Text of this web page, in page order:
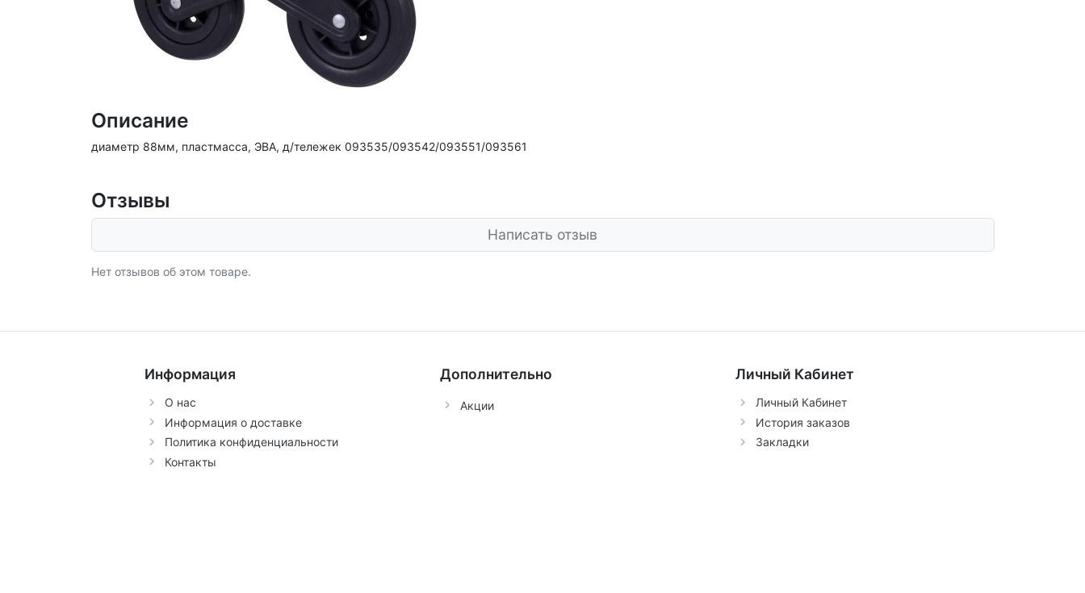
Описание
диаметр 88мм, пластмасса, ЭВА, д/тележек 093535/093542/093551/093561
Отзывы
Написать отзыв
Нет отзывов об этом товаре.
Информация
О нас
Информация о доставке
Политика конфиденциальности
Контакты
Дополнительно
Акции
Личный Кабинет
Личный Кабинет
История заказов
Закладки